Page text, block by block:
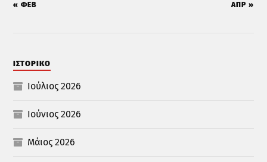
« ΦΕΒ ΑΠΡ »
ΙΣΤΟΡΙΚΌ
Ιούλιος 2026
Ιούνιος 2026
Μάιος 2026